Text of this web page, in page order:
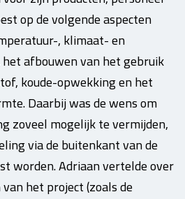
op de volgende aspecten
, klimaat- en
afbouwen van het gebruik
koude-opwekking en het
Daarbij was de wens om
zoveel mogelijk te vermijden,
via de buitenkant van de
worden. Adriaan vertelde over
het project (zoals de